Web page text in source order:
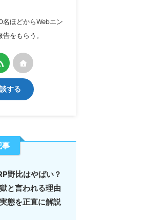
名ほどからWebエン
をもらう。
する
事
野比はやばい？
と言われる理由
態を正直に解説